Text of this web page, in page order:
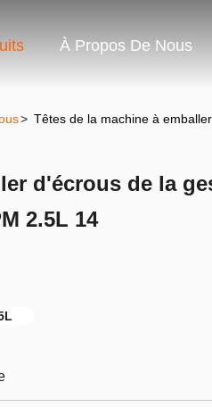
À Propos De Nous
> Têtes de la machine à
d'écrous de la
2.5L 14